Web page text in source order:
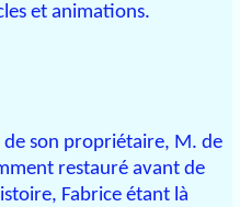
et animations.
de son propriétaire, M. de
restauré avant de
Fabrice étant là